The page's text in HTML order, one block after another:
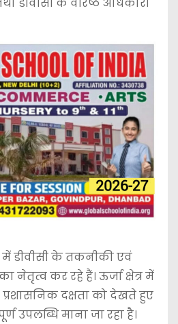
डीवीसी के वरिष्ठ अधिकारी
में डीवीसी के तकनीकी एवं
नेतृत्व कर रहे हैं। ऊर्जा क्षेत्र में
दक्षता को देखते हुए
उपलब्धि माना जा रहा है।